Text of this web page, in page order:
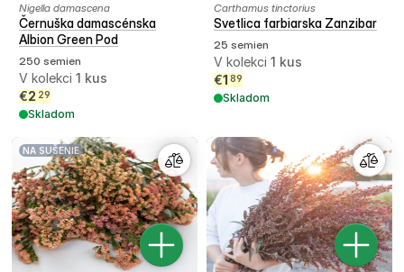
Nigella damascena
Černuška damascénska
Albion Green Pod
250 semien
V kolekci 1 kus
€2 29
Skladom
Carthamus tinctorius
Svetlica farbiarska Zanzibar
25 semien
V kolekci 1 kus
€1 89
Skladom
NA SUŠENIE